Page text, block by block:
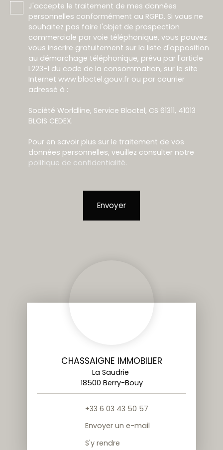
J'accepte le traitement de mes données
personnelles conformément au RGPD. Si vous ne
souhaitez pas faire l'objet de prospection
commerciale par voie téléphonique, vous pouvez
vous inscrire gratuitement sur la liste d'opposition
au démarchage téléphonique, prévu par l'article
L223-1 du code de la consommation, sur le site
Internet www.bloctel.gouv.fr ou par courrier
adressé à :
Société Worldline, Service Bloctel, CS 61311, 41013
BLOIS CEDEX.
Pour en savoir plus sur le traitement de vos
données personnelles, veuillez consulter notre
politique de confidentialité.
Envoyer
CHASSAIGNE IMMOBILIER
La Saudrie
18500 Berry-Bouy
+33 6 03 43 50 57
Envoyer un e-mail
S'y rendre